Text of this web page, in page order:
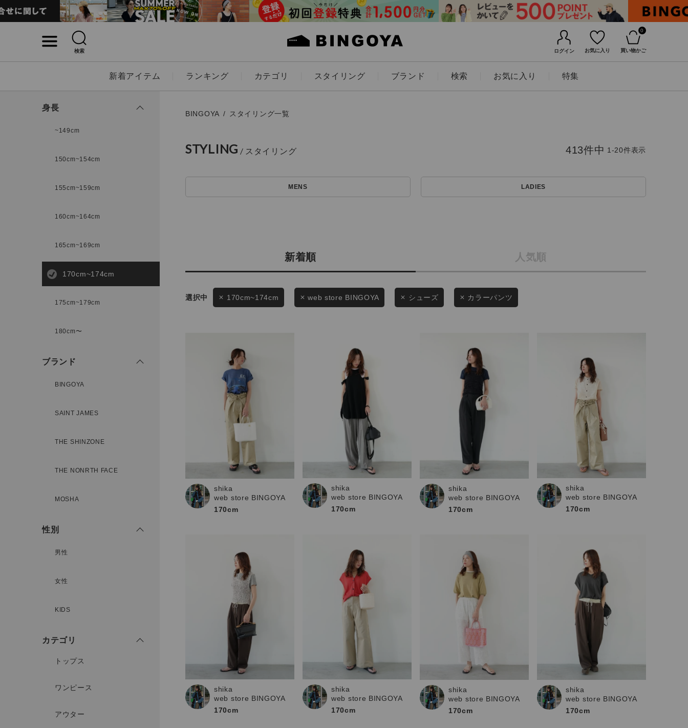
検索 ログイン お気に入り
0
買い物かご
新着アイテム ランキング カテゴリ スタイリング ブランド 検索 お気に入り 特集
条件絞り込み検索
カテゴリから探す
スタイリングから探す
ブランドから探す
店舗一覧
会社概要
採用情報
ギフトカード
お知らせ・ご利用ガイド
お知らせ
ご利用ガイド
ギフトラッピング
お問い合わせ
無料公式アプリダウンロード
キーワード
LADIES KIDS
価格
セール価格 WEB限定
在庫なし含む
この条件で絞り込む
身長
~149cm
150cm~154cm
155cm~159cm
160cm~164cm
165cm~169cm
170cm~174cm
175cm~179cm
180cm〜
ブランド
BINGOYA
SAINT JAMES
THE SHINZONE
THE NONRTH FACE
MOSHA
性別
男性
女性
KIDS
カテゴリ
トップス
ワンピース
アウター
BINGOYA スタイリング一覧
STYLING
MENS LADIES
新着順 人気順
413件中 1-20件表示
170cm~174cm web store BINGOYA シューズ カラーパンツ
shika
web store BINGOYA
170cm
shika
web store BINGOYA
170cm
shika
web store BINGOYA
170cm
shika
web store BINGOYA
170cm
shika
web store BINGOYA
170cm
shika
web store BINGOYA
170cm
shika
web store BINGOYA
170cm
shika
web store BINGOYA
170cm